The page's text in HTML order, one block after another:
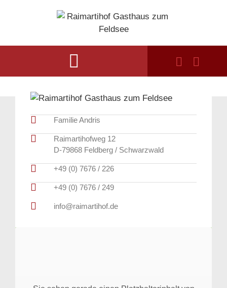
Familie Andris
Raimartihofweg 12
D-79868 Feldberg / Schwarzwald
+49 (0) 7676 / 226
+49 (0) 7676 / 249
info@raimartihof.de